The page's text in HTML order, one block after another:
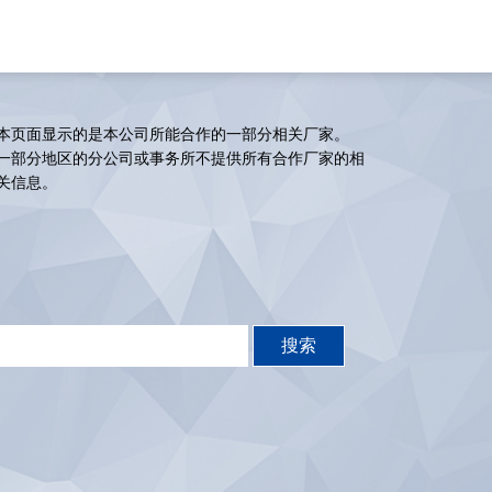
页面显示的是本公司所能合作的一部分相关厂家。
部分地区的分公司或事务所不提供所有合作厂家的相
信息。